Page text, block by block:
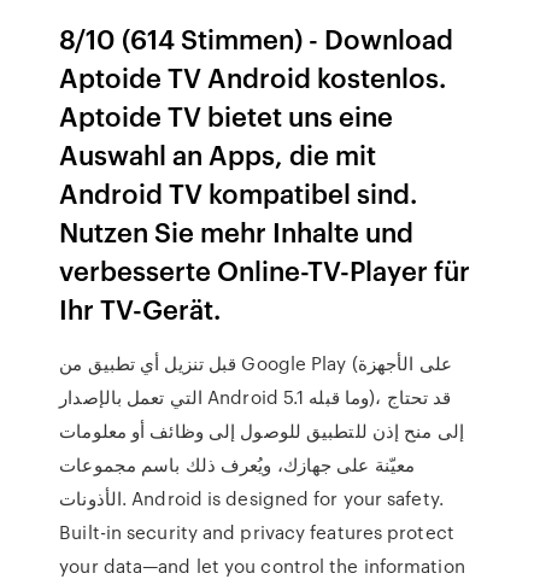
8/10 (614 Stimmen) - Download
Aptoide TV Android kostenlos.
Aptoide TV bietet uns eine
Auswahl an Apps, die mit
Android TV kompatibel sind.
Nutzen Sie mehr Inhalte und
verbesserte Online-TV-Player für
Ihr TV-Gerät.
قبل تنزيل أي تطبيق من Google Play (على الأجهزة
التي تعمل بالإصدار Android 5.1 وما قبله)، قد تحتاج
إلى منح إذن للتطبيق للوصول إلى وظائف أو معلومات
معيّنة على جهازك، ويُعرف ذلك باسم مجموعات
الأذونات. Android is designed for your safety.
Built-in security and privacy features protect
your data—and let you control the information